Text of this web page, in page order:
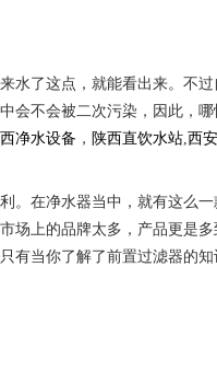
水了这点，就能看出来。不
会不会被二次污染，因此，
净水设备 ， 陕西直饮水站,西
。在净水器当中，就有这么
场上的品牌太多，产品更是
有当你了解了前置过滤器的